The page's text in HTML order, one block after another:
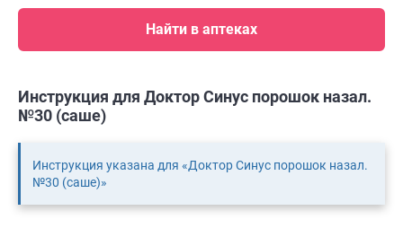
Найти в аптеках
Инструкция для Доктор Синус порошок назал.
№30 (саше)
Инструкция указана для «Доктор Синус порошок назал.
№30 (саше)»